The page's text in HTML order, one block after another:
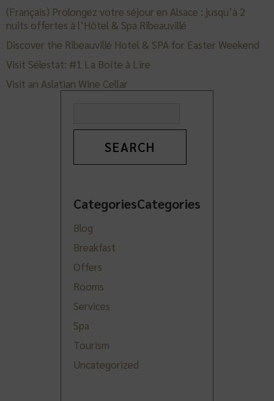
(Français) Prolongez votre séjour en Alsace : jusqu’à 2
nuits offertes à l’Hôtel & Spa Ribeauvillé
Discover the Ribeauvillé Hotel & SPA for Easter Weekend
Visit Sélestat: #1 La Boîte à Lire
Visit an Aslatian Wine Cellar
CategoriesCategories
Blog
Breakfast
Offers
Rooms
Services
Spa
Tourism
Uncategorized